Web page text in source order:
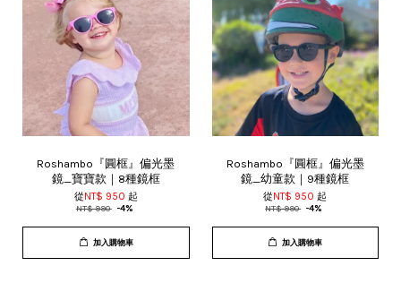
Roshambo『圓框』偏光墨
鏡_寶寶款｜8種鏡框
從NT$ 950 起
NT$ 990 -4%
加入購物車
Roshambo『圓框』偏光墨
鏡_幼童款｜9種鏡框
從NT$ 950起
NT$ 990 -4%
加入購物車